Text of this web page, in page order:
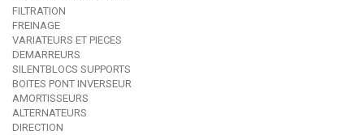
FILTRATION
FREINAGE
VARIATEURS ET PIECES
DEMARREURS
SILENTBLOCS SUPPORTS
BOITES PONT INVERSEUR
AMORTISSEURS
ALTERNATEURS
DIRECTION